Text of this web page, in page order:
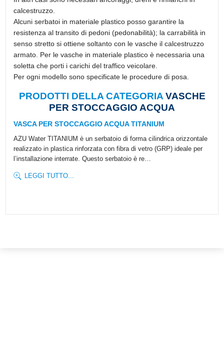
calcestruzzo.
Alcuni serbatoi in materiale plastico posso garantire la
resistenza al transito di pedoni (pedonabilità); la carrabilità in
senso stretto si ottiene soltanto con le vasche il calcestruzzo
armato. Per le vasche in materiale plastico è necessaria una
soletta che porti i carichi del traffico veicolare.
Per ogni modello sono specificate le procedure di posa.
PRODOTTI DELLA CATEGORIA VASCHE
PER STOCCAGGIO ACQUA
VASCA PER STOCCAGGIO ACQUA TITANIUM
AZU Water TITANIUM è un serbatoio di forma cilindrica orizzontale
realizzato in plastica rinforzata con fibra di vetro (GRP) ideale per
l’installazione interrate. Questo serbatoio è re…
LEGGI TUTTO...